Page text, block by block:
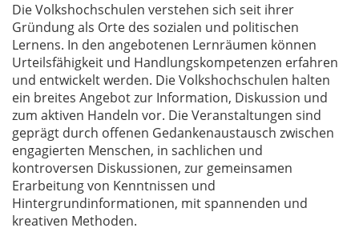
Die Volkshochschulen verstehen sich seit ihrer
Gründung als Orte des sozialen und politischen
Lernens. In den angebotenen Lernräumen können
Urteilsfähigkeit und Handlungskompetenzen erfahren
und entwickelt werden. Die Volkshochschulen halten
ein breites Angebot zur Information, Diskussion und
zum aktiven Handeln vor. Die Veranstaltungen sind
geprägt durch offenen Gedankenaustausch zwischen
engagierten Menschen, in sachlichen und
kontroversen Diskussionen, zur gemeinsamen
Erarbeitung von Kenntnissen und
Hintergrundinformationen, mit spannenden und
kreativen Methoden.